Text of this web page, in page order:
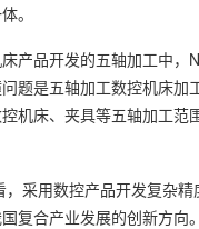
。
产品开发的五轴加工中，
题是五轴加工数控机床加
机床、夹具等五轴加工范
采用数控产品开发复杂
复合产业发展的创新方向。